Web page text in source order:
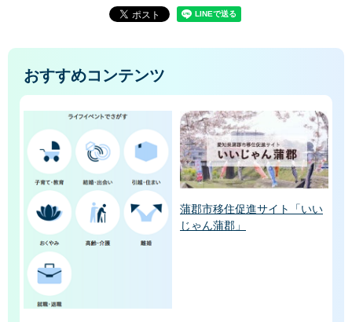
おすすめコンテンツ
蒲郡市移住促進サイト「いい
じゃん蒲郡」